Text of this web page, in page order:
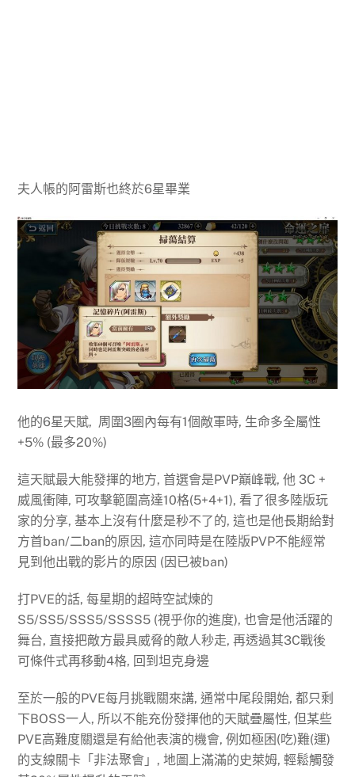
夫人帳的阿雷斯也終於6星畢業
他的6星天賦, 周圍3圈內每有1個敵軍時, 生命多全屬性
+5% (最多20%)
這天賦最大能發揮的地方, 首選會是PVP巔峰戰, 他 3C +
威風衝陣, 可攻擊範圍高達10格(5+4+1), 看了很多陸版玩
家的分享, 基本上沒有什麼是秒不了的, 這也是他長期給對
方首ban/二ban的原因, 這亦同時是在陸版PVP不能經常
見到他出戰的影片的原因 (因已被ban)
打PVE的話, 每星期的超時空試煉的
S5/SS5/SSS5/SSSS5 (視乎你的進度), 也會是他活躍的
舞台, 直接把敵方最具威脅的敵人秒走, 再透過其3C戰後
可條件式再移動4格, 回到坦克身邊
至於一般的PVE每月挑戰關來講, 通常中尾段開始, 都只剩
下BOSS一人, 所以不能充份發揮他的天賦疊屬性, 但某些
PVE高難度關還是有給他表演的機會, 例如極困(吃)難(運)
的支線關卡「非法聚會」, 地圖上滿滿的史萊姆, 輕鬆觸發